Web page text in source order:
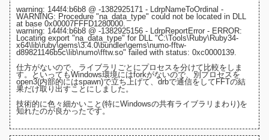
warning: 144f4:b6b8 @ -1382925171 - LdrpNameToOrdinal -
WARNING: Procedure "na_data_type" could not be located in DLL
at base 0x00007FFFD1280000.
warning: 144f4:b6b8 @ -1382925156 - LdrpReportError - ERROR:
Locating export "na_data_type" for DLL "C:\Tools\Ruby\Ruby34-
x64\lib\ruby\gems\3.4.0\bundler\gems\numo-fftw-
d89821146b5c\lib\numo\fftw.so" failed with status: 0xc0000139.
仕方がないので、ライブラリごとにプロセスを分けて比較をしま
す。といってもWindows環境にはforkがないので、別プロセスを
open3(内部的にはspawn)で立ち上げて、drbで通信をしてFFTの結
果だけ取り出す ことにしました。
技術的に色々細かいこと(特にWindowsの共有ライブラリまわり)を
知れたのが良かったです。